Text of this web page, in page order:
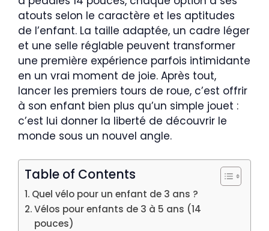
atouts selon le caractère et les aptitudes
de l’enfant. La taille adaptée, un cadre léger
et une selle réglable peuvent transformer
une première expérience parfois intimidante
en un vrai moment de joie. Après tout,
lancer les premiers tours de roue, c’est offrir
à son enfant bien plus qu’un simple jouet :
c’est lui donner la liberté de découvrir le
monde sous un nouvel angle.
Table of Contents
Quel vélo pour un enfant de 3 ans ?
Vélos pour enfants de 3 à 5 ans (14
pouces)